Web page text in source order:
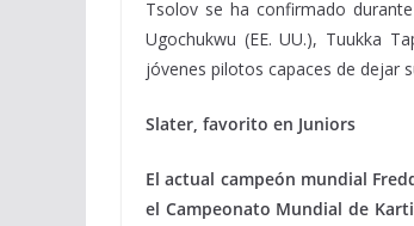
Tsolov se ha confirmado
Ugochukwu (EE. UU.), Tuukka
jóvenes pilotos capaces de dejar
Slater, favorito en Juniors
El actual campeón mundial
el Campeonato Mundial de